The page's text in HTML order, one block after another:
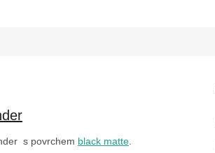
s povrchem black matte